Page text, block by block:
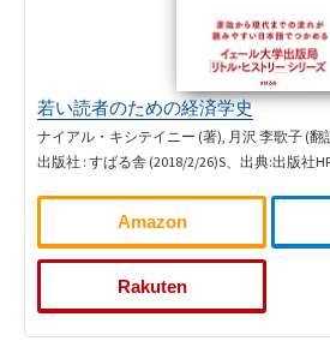
若い読者のための経済学史
ナイアル・キシテイニー (著), 月沢 李歌子 (翻
出版社 : すばる舎 (2018/2/26)S、出典:出版社
Amazon
Rakuten